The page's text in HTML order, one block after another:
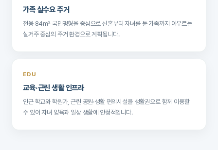
가족 실수요 주거
전용 84㎡ 국민평형을 중심으로 신혼부터 자녀를 둔 가족까지 아우르는
실거주 중심의 주거 환경으로 계획됩니다.
EDU
교육·근린 생활 인프라
인근 학교와 학원가, 근린 공원·생활 편의시설을 생활권으로 함께 이용할
수 있어 자녀 양육과 일상 생활에 안정적입니다.